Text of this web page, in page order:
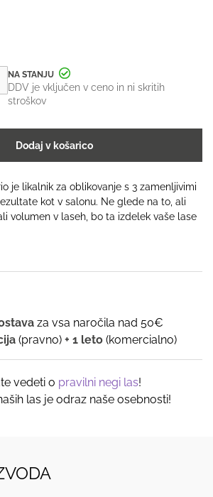
DDV je vključen v ceno in ni skritih
stroškov
Dodaj v košarico
je likalnik za oblikovanje s 3 zamenljivimi
kot v salonu. Ne glede na to, ali
volumen v laseh, bo ta izdelek vaše lase
za vsa naročila nad 50€
(pravno) + 1 leto (komercialno)
vedeti o pravilni negi las!
las je odraz naše osebnosti!